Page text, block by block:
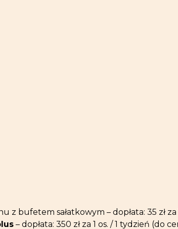
bufetem sałatkowym – dopłata: 35 zł za
– dopłata: 350 zł za 1 os. / 1 tydzień (do